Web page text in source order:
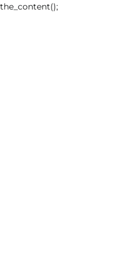
the_content();